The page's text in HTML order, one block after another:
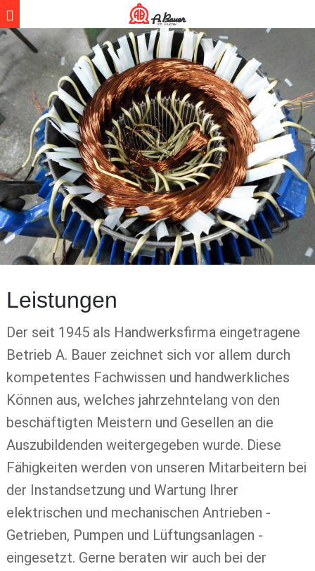
Leistungen
Der seit 1945 als Handwerksfirma eingetragene
Betrieb A. Bauer zeichnet sich vor allem durch
kompetentes Fachwissen und handwerkliches
Können aus, welches jahrzehntelang von den
beschäftigten Meistern und Gesellen an die
Auszubildenden weitergegeben wurde. Diese
Fähigkeiten werden von unseren Mitarbeitern bei
der Instandsetzung und Wartung Ihrer
elektrischen und mechanischen Antrieben -
Getrieben, Pumpen und Lüftungsanlagen -
eingesetzt. Gerne beraten wir auch bei der